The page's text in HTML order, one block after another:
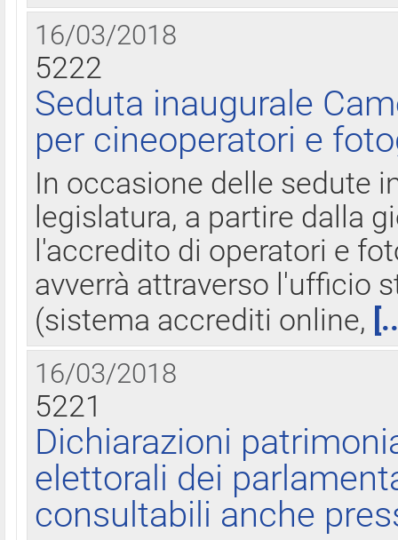
16/03/2018
5222
Seduta inaugurale
per cineoperatori e
In occasione delle sedute
legislatura, a partire dalla
l'accredito di operatori e
avverrà attraverso l'ufficio
(sistema accrediti online,
16/03/2018
5221
Dichiarazioni
elettorali dei
consultabili anche